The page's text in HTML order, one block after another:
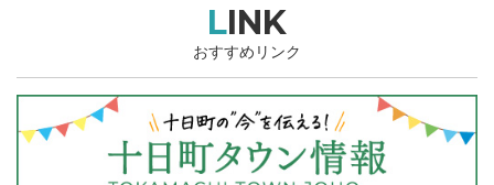
LINK
おすすめリンク